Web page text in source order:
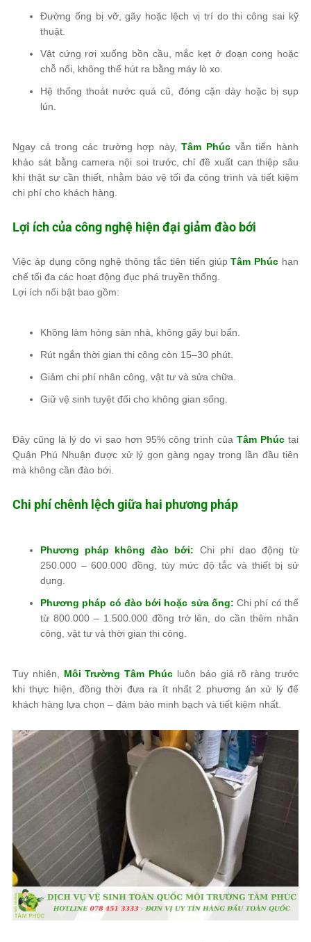
Đường ống bị vỡ, gãy hoặc lệch vị trí do thi công sai kỹ
thuật.
Vật cứng rơi xuống bồn cầu, mắc kẹt ở đoạn cong hoặc
chỗ nối, không thể hút ra bằng máy lò xo.
Hệ thống thoát nước quá cũ, đóng cặn dày hoặc bị sụp
lún.
Ngay cả trong các trường hợp này,Tâm Phúc vẫn tiến hành
khảo sát bằng camera nội soi trước, chỉ đề xuất can thiệp sâu
khi thật sự cần thiết, nhằm bảo vệ tối đa công trình và tiết kiệm
chi phí cho khách hàng.
Lợi ích của công nghệ hiện đại giảm đào bới
Việc áp dụng công nghệ thông tắc tiên tiến giúpTâm Phúc hạn
chế tối đa các hoạt động đục phá truyền thống.
Lợi ích nổi bật bao gồm:
Không làm hỏng sàn nhà, không gây bụi bẩn.
Rút ngắn thời gian thi công còn 15–30 phút.
Giảm chi phí nhân công, vật tư và sửa chữa.
Giữ vệ sinh tuyệt đối cho không gian sống.
Đây cũng là lý do vì sao hơn 95% công trình của Tâm Phúc tại
Quận Phú Nhuận được xử lý gọn gàng ngay trong lần đầu tiên
mà không cần đào bới.
Chi phí chênh lệch giữa hai phương pháp
Phương pháp không đào bới: Chi phí dao động từ
250.000 – 600.000 đồng, tùy mức độ tắc và thiết bị sử
dụng.
Phương pháp có đào bới hoặc sửa ống: Chi phí có thể
từ 800.000 – 1.500.000 đồng trở lên, do cần thêm nhân
công, vật tư và thời gian thi công.
Tuy nhiên, Môi Trường Tâm Phúc luôn báo giá rõ ràng trước
khi thực hiện, đồng thời đưa ra ít nhất 2 phương án xử lý để
khách hàng lựa chọn – đảm bảo minh bạch và tiết kiệm nhất.